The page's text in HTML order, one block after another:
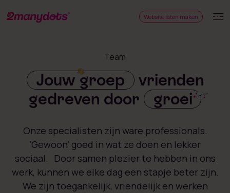
Website laten maken
Team
Jouw groep
vrienden
gedreven door
groei
Onze specialisten zijn ware professionals.
‘Gewoon’ goed in wat ze doen en lekker
sociaal. Door samen plezier te hebben in ons
werk, kunnen we elke dag een stapje beter zijn.
We zijn toegankelijk, vriendelijk en werken